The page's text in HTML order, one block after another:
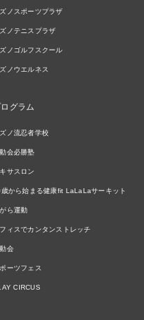
ノスポーツプラザ
ノテニスプラザ
ノゴルフスクール
ノウエルネス
グラム
ノ流忍者学校
会必勝塾
サスロン
から始まる健康fit LaLaLaサーキット
ら運動
ィスでカンタンストレッチ
会
ーツフェス
CIRCUS